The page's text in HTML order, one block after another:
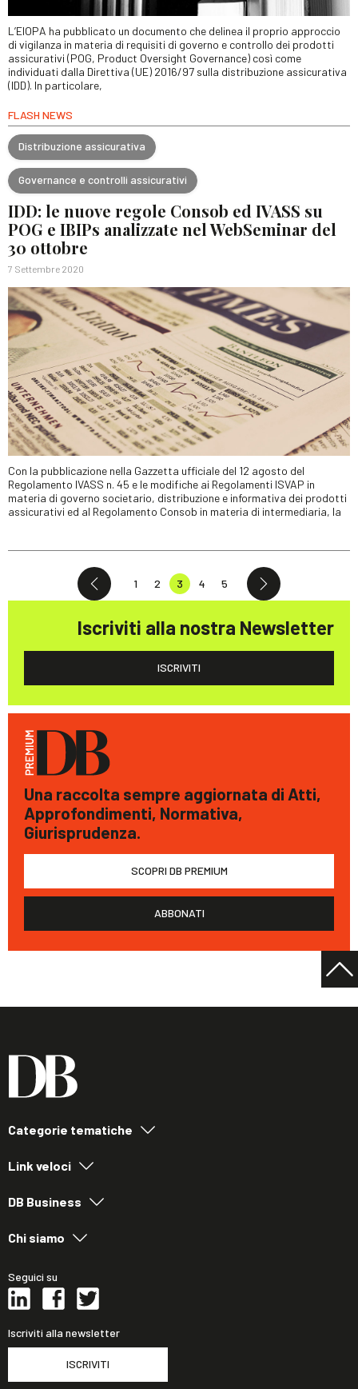
L’EIOPA ha pubblicato un documento che delinea il proprio approccio
di vigilanza in materia di requisiti di governo e controllo dei prodotti
assicurativi (POG, Product Oversight Governance) così come
individuati dalla Direttiva (UE) 2016/97 sulla distribuzione assicurativa
(IDD). In particolare,
FLASH NEWS
Distribuzione assicurativa
Governance e controlli assicurativi
IDD: le nuove regole Consob ed IVASS su
POG e IBIPs analizzate nel WebSeminar del
30 ottobre
7 Settembre 2020
Con la pubblicazione nella Gazzetta ufficiale del 12 agosto del
Regolamento IVASS n. 45 e le modifiche ai Regolamenti ISVAP in
materia di governo societario, distribuzione e informativa dei prodotti
assicurativi ed al Regolamento Consob in materia di intermediaria, la
1 2 3 4 5
Iscriviti alla nostra Newsletter
ISCRIVITI
Una raccolta sempre aggiornata di Atti,
Approfondimenti, Normativa,
Giurisprudenza.
SCOPRI DB PREMIUM
ABBONATI
Categorie tematiche
Link veloci
DB Business
Chi siamo
Seguici su
Iscriviti alla newsletter
ISCRIVITI